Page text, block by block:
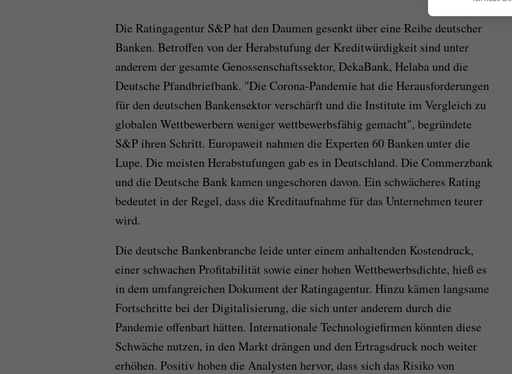
Die Ratingagentur S&P hat den Daumen gesenkt über eine Reihe deutscher
Banken. Betroffen von der Herabstufung der Kreditwürdigkeit sind unter
anderem der gesamte Genossenschaftssektor, DekaBank, Helaba und die
Deutsche Pfandbriefbank. "Die Corona-Pandemie hat die Herausforderungen
für den deutschen Bankensektor verschärft und die Institute im Vergleich zu
globalen Wettbewerbern weniger wettbewerbsfähig gemacht", begründete
S&P ihren Schritt. Europaweit nahmen die Experten 60 Banken unter die
Lupe. Die meisten Herabstufungen gab es in Deutschland. Die Commerzbank
und die Deutsche Bank kamen ungeschoren davon. Ein schwächeres Rating
bedeutet in der Regel, dass die Kreditaufnahme für das Unternehmen teurer
wird.
Die deutsche Bankenbranche leide unter einem anhaltenden Kostendruck,
einer schwachen Profitabilität sowie einer hohen Wettbewerbsdichte, hieß es
in dem umfangreichen Dokument der Ratingagentur. Hinzu kämen langsame
Fortschritte bei der Digitalisierung, die sich unter anderem durch die
Pandemie offenbart hätten. Internationale Technologiefirmen könnten diese
Schwäche nutzen, in den Markt drängen und den Ertragsdruck noch weiter
erhöhen. Positiv hoben die Analysten hervor, dass sich das Risiko von